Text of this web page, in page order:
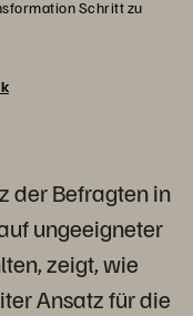
Schritt zu
der Befragten in
ungeeigneter
zeigt, wie
Ansatz für die